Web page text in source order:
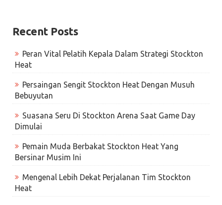
Recent Posts
Peran Vital Pelatih Kepala Dalam Strategi Stockton
Heat
Persaingan Sengit Stockton Heat Dengan Musuh
Bebuyutan
Suasana Seru Di Stockton Arena Saat Game Day
Dimulai
Pemain Muda Berbakat Stockton Heat Yang
Bersinar Musim Ini
Mengenal Lebih Dekat Perjalanan Tim Stockton
Heat